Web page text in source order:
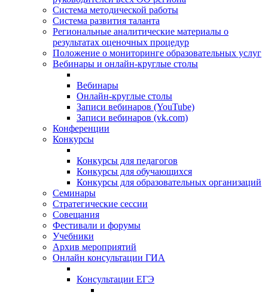
Система методической работы
Система развития таланта
Региональные аналитические материалы о
результатах оценочных процедур
Положение о мониторинге образовательных услуг
Вебинары и онлайн-круглые столы
Вебинары
Онлайн-круглые столы
Записи вебинаров (YouTube)
Записи вебинаров (vk.com)
Конференции
Конкурсы
Конкурсы для педагогов
Конкурсы для обучающихся
Конкурсы для образовательных организаций
Семинары
Стратегические сессии
Совещания
Фестивали и форумы
Учебники
Архив мероприятий
Онлайн консультации ГИА
Консультации ЕГЭ